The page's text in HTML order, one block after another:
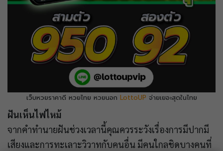
เว็บหวยราคาดี หวยไทย หวยนอก LottoUP จ่ายเยอะสุดในไทย
ฝันเห็นไฟไหม้
จากคำทำนายฝันช่วงเวลานี้คุณควรระวังเรื่องการมีปากมี
เสียงและการทะเลาะวิวาทกับคนอื่น มีคนใกลชิดบางคนที่